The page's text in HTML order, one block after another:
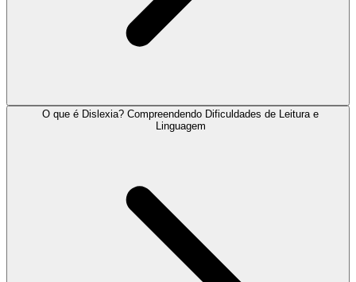
O que é Dislexia? Compreendendo Dificuldades de Leitura e
Linguagem